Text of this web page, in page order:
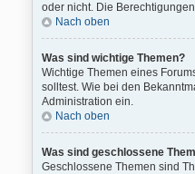
oder nicht. Die
Nach oben
Was sind wichtige Themen?
Wichtige Themen eines
solltest. Wie bei den
Administration ein.
Nach oben
Was sind geschlossene
Geschlossene Themen sind